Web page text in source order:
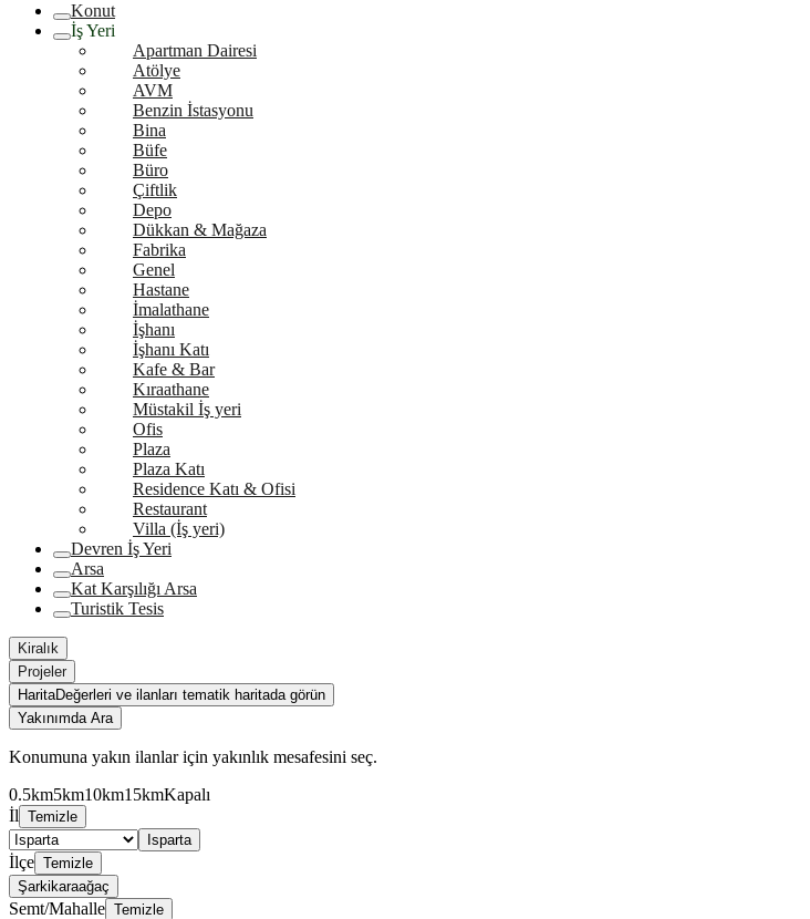
Konut
İş Yeri
Apartman Dairesi
Atölye
AVM
Benzin İstasyonu
Bina
Büfe
Büro
Çiftlik
Depo
Dükkan & Mağaza
Fabrika
Genel
Hastane
İmalathane
İşhanı
İşhanı Katı
Kafe & Bar
Kıraathane
Müstakil İş yeri
Ofis
Plaza
Plaza Katı
Residence Katı & Ofisi
Restaurant
Villa (İş yeri)
Devren İş Yeri
Arsa
Kat Karşılığı Arsa
Turistik Tesis
Kiralık
Projeler
HaritaDeğerleri ve ilanları tematik haritada görün
Yakınımda Ara
Konumuna yakın ilanlar için yakınlık mesafesini seç.
0.5km5km10km15kmKapalı
İl Temizle
Isparta
İlçe Temizle
Şarkikaraağaç
Semt/Mahalle Temizle